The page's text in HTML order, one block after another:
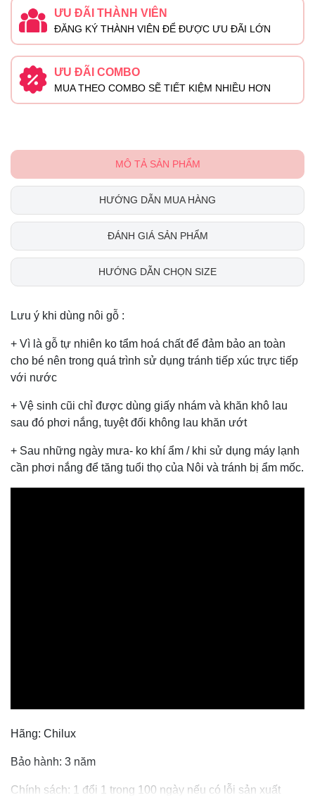
ƯU ĐÃI THÀNH VIÊN
ĐĂNG KÝ THÀNH VIÊN ĐỂ ĐƯỢC ƯU ĐÃI LỚN
ƯU ĐÃI COMBO
MUA THEO COMBO SẼ TIẾT KIỆM NHIỀU HƠN
MÔ TẢ SẢN PHẨM
HƯỚNG DẪN MUA HÀNG
ĐÁNH GIÁ SẢN PHẨM
HƯỚNG DẪN CHỌN SIZE
Lưu ý khi dùng nôi gỗ :
+ Vì là gỗ tự nhiên ko tẩm hoá chất để đảm bảo an toàn
cho bé nên trong quá trình sử dụng tránh tiếp xúc trực tiếp
với nước
+ Vệ sinh cũi chỉ được dùng giấy nhám và khăn khô lau
sau đó phơi nắng, tuyệt đối không lau khăn ướt
+ Sau những ngày mưa- ko khí ẩm / khi sử dụng máy lạnh
cần phơi nắng để tăng tuổi thọ của Nôi và tránh bị ẩm mốc.
Hãng: Chilux
Bảo hành: 3 năm
Chính sách: 1 đổi 1 trong 100 ngày nếu có lỗi sản xuất